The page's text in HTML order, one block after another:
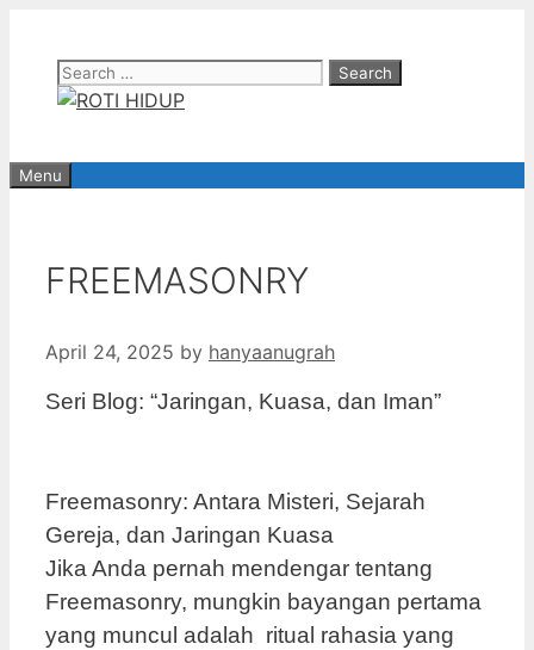
contentSearch
for:
Menu
FREEMASONRY
April 24, 2025 by hanyaanugrah
Seri Blog: “Jaringan, Kuasa, dan Iman”
Freemasonry: Antara Misteri, Sejarah
Gereja, dan Jaringan Kuasa
Jika Anda pernah mendengar tentang
Freemasonry, mungkin bayangan pertama
yang muncul adalah ritual rahasia yang